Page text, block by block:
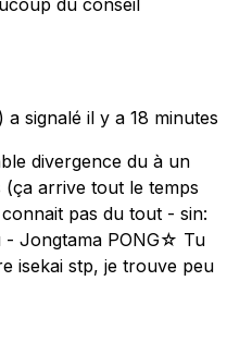
du conseil
a signalé il y a 18 minutes
divergence du à un
arrive tout le temps
pas du tout - sin:
- Jongtama PONG☆ Tu
isekai stp, je trouve peu